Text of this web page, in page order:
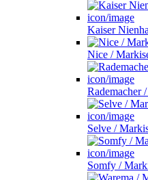
Kaiser
Nice /
Rademacher
Selve /
Somfy /